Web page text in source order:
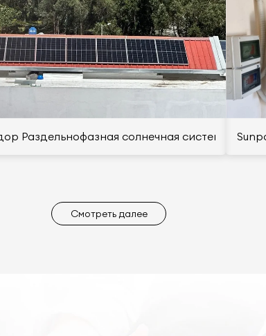
кВт для частного дома в Польше
Раздельнофазная солнечная система
Смотреть далее